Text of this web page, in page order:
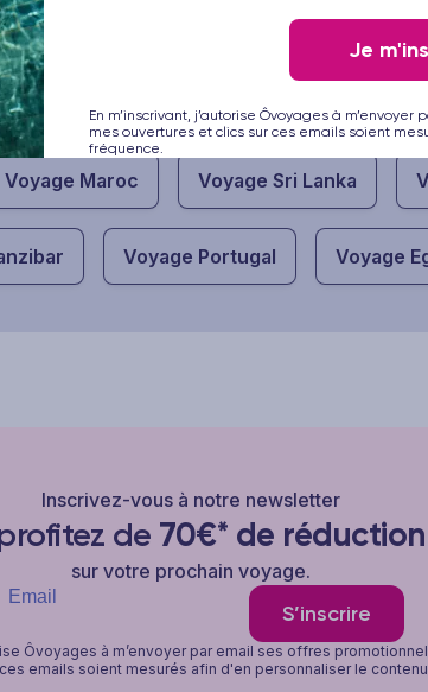
destinations peuvent vous plaire
Voyage Maroc Voyage Sri Lanka
Voyage Portugal Voyage
Inscrivez-vous à notre newsletter
de 70€* de réduction
sur votre prochain voyage.
S’inscrire
Ôvoyages à m’envoyer par email ses offres
emails soient mesurés afin d'en personnaliser le
Je
En m’inscrivant, j’autorise Ôvoyages à
mes ouvertures et clics sur ces emails soient
fréquence.